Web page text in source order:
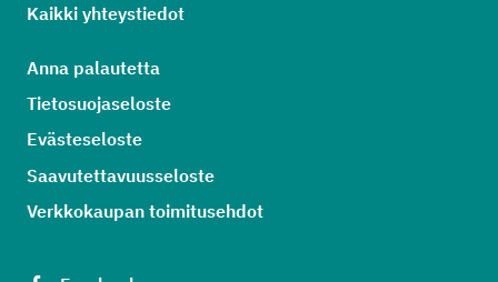
Kaikki yhteystiedot
Anna palautetta
Tietosuojaseloste
Evästeseloste
Saavutettavuusseloste
Verkkokaupan toimitusehdot